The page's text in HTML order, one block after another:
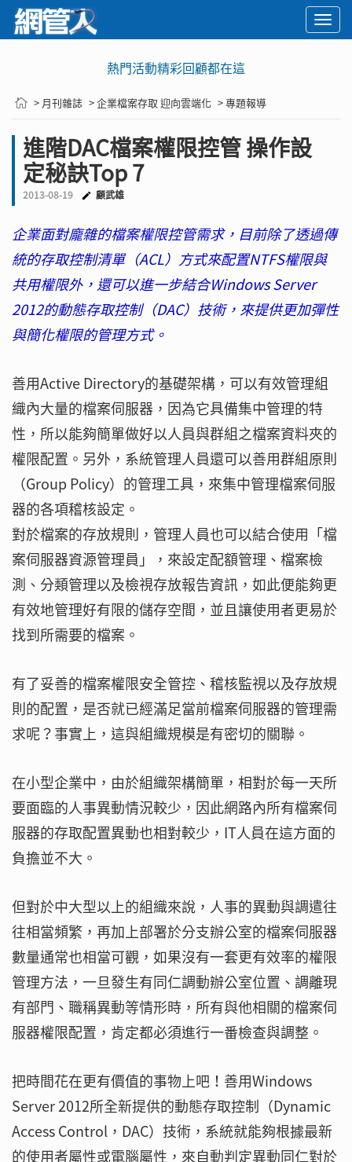
熱門活動精彩回顧都在這
> 月刊雜誌 > 企業檔案存取 迎向雲端化 > 專題報導
進階DAC檔案權限控管 操作設
定秘訣Top 7
2013-08-19 顧武雄
企業面對龐雜的檔案權限控管需求，目前除了透過傳
統的存取控制清單（ACL）方式來配置NTFS權限與
共用權限外，還可以進一步結合Windows Server
2012的動態存取控制（DAC）技術，來提供更加彈性
與簡化權限的管理方式。
善用Active Directory的基礎架構，可以有效管理組
織內大量的檔案伺服器，因為它具備集中管理的特
性，所以能夠簡單做好以人員與群組之檔案資料夾的
權限配置。另外，系統管理人員還可以善用群組原則
（Group Policy）的管理工具，來集中管理檔案伺服
器的各項稽核設定。
對於檔案的存放規則，管理人員也可以結合使用「檔
案伺服器資源管理員」，來設定配額管理、檔案檢
測、分類管理以及檢視存放報告資訊，如此便能夠更
有效地管理好有限的儲存空間，並且讓使用者更易於
找到所需要的檔案。
有了妥善的檔案權限安全管控、稽核監視以及存放規
則的配置，是否就已經滿足當前檔案伺服器的管理需
求呢？事實上，這與組織規模是有密切的關聯。
在小型企業中，由於組織架構簡單，相對於每一天所
要面臨的人事異動情況較少，因此網路內所有檔案伺
服器的存取配置異動也相對較少，IT人員在這方面的
負擔並不大。
但對於中大型以上的組織來說，人事的異動與調遣往
往相當頻繁，再加上部署於分支辦公室的檔案伺服器
數量通常也相當可觀，如果沒有一套更有效率的權限
管理方法，一旦發生有同仁調動辦公室位置、調離現
有部門、職稱異動等情形時，所有與他相關的檔案伺
服器權限配置，肯定都必須進行一番檢查與調整。
把時間花在更有價值的事物上吧！善用Windows
Server 2012所全新提供的動態存取控制（Dynamic
Access Control，DAC）技術，系統就能夠根據最新
的使用者屬性或電腦屬性，來自動判定異動同仁對於